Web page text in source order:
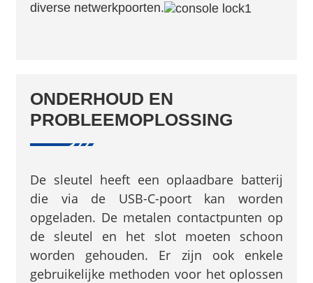
diverse netwerkpoorten.
ONDERHOUD EN
PROBLEEMOPLOSSING
De sleutel heeft een oplaadbare batterij
die via de USB-C-poort kan worden
opgeladen. De metalen contactpunten op
de sleutel en het slot moeten schoon
worden gehouden. Er zijn ook enkele
gebruikelijke methoden voor het oplossen